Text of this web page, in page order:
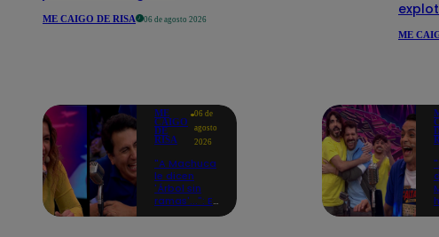
ME CAIGO DE RISA 06 de agosto 2026
ME
ME
CAIGO
DE
RISA
06 de
agosto
2026
"A Machuca
le dicen
'Árbol sin
ramas'...": El